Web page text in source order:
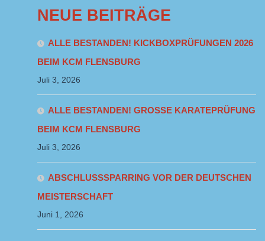
NEUE BEITRÄGE
ALLE BESTANDEN! KICKBOXPRÜFUNGEN 2026
BEIM KCM FLENSBURG
Juli 3, 2026
ALLE BESTANDEN! GROSSE KARATEPRÜFUNG B
EIM KCM FLENSBURG
Juli 3, 2026
ABSCHLUSSSPARRING VOR DER DEUTSCHEN
MEISTERSCHAFT
Juni 1, 2026